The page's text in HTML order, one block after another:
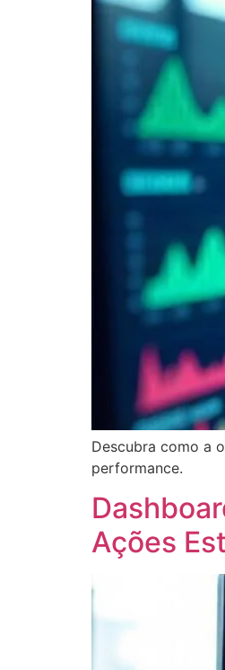
Descubra como a
performance.
Ações